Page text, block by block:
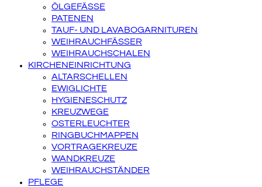
ÖLGEFÄSSE
PATENEN
TAUF- UND LAVABOGARNITUREN
WEIHRAUCHFÄSSER
WEIHRAUCHSCHALEN
KIRCHENEINRICHTUNG
ALTARSCHELLEN
EWIGLICHTE
HYGIENESCHUTZ
KREUZWEGE
OSTERLEUCHTER
RINGBUCHMAPPEN
VORTRAGEKREUZE
WANDKREUZE
WEIHRAUCHSTÄNDER
PFLEGE